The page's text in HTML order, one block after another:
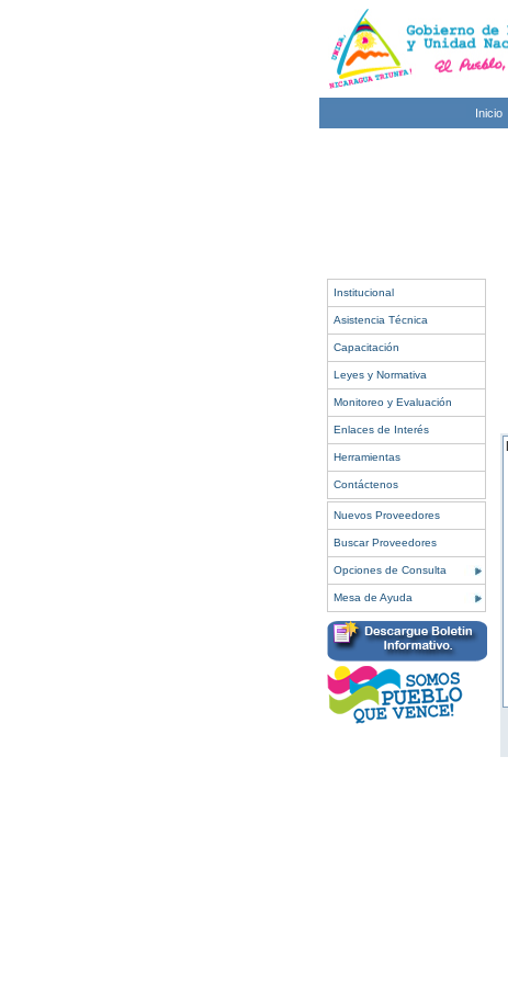
Inicio
Institucional
Asistencia Técnica
Capacitación
Leyes y Normativa
Monitoreo y Evaluación
Enlaces de Interés
Herramientas
Contáctenos
Nuevos Proveedores
Buscar Proveedores
Opciones de Consulta
Mesa de Ayuda